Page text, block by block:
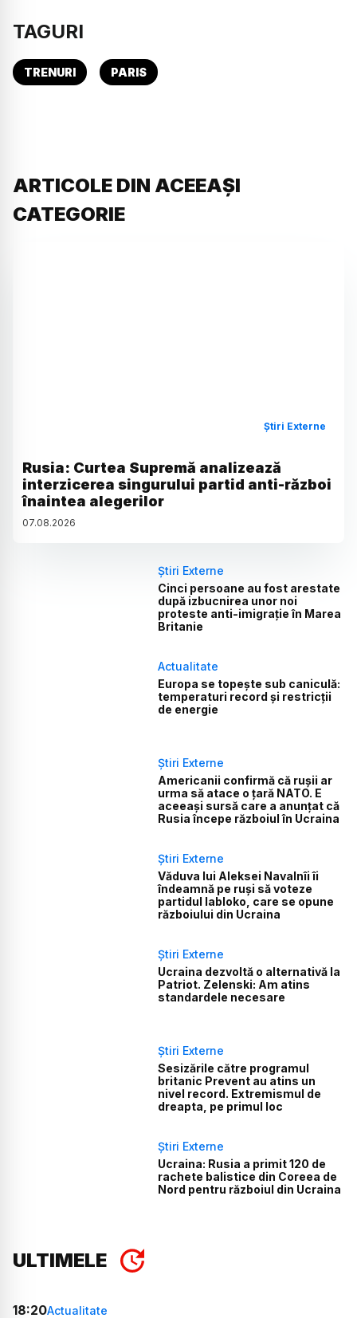
TAGURI
TRENURI PARIS
ARTICOLE DIN ACEEAȘI
CATEGORIE
Știri Externe
Rusia: Curtea Supremă analizează
interzicerea singurului partid anti-război
înaintea alegerilor
07.08.2026
Știri Externe
Cinci persoane au fost arestate
după izbucnirea unor noi
proteste anti-imigrație în Marea
Britanie
Actualitate
Europa se topește sub caniculă:
temperaturi record și restricții
de energie
Știri Externe
Americanii confirmă că rușii ar
urma să atace o țară NATO. E
aceeași sursă care a anunțat că
Rusia începe războiul în Ucraina
Știri Externe
Văduva lui Aleksei Navalnîi îi
îndeamnă pe ruși să voteze
partidul Iabloko, care se opune
războiului din Ucraina
Știri Externe
Ucraina dezvoltă o alternativă la
Patriot. Zelenski: Am atins
standardele necesare
Știri Externe
Sesizările către programul
britanic Prevent au atins un
nivel record. Extremismul de
dreapta, pe primul loc
Știri Externe
Ucraina: Rusia a primit 120 de
rachete balistice din Coreea de
Nord pentru războiul din Ucraina
ULTIMELE
18:20Actualitate